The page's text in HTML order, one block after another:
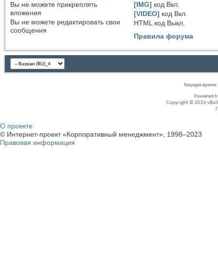
Вы не можете прикреплять
вложения
Вы не можете редактировать свои
сообщения
[IMG] код Вкл.
[VIDEO] код Вкл.
HTML код Выкл.
Правила форума
Текущее время:
Powered
Copyright © 2026
О проекте
© Интернет-проект «Корпоративный менеджмент», 1998–2023
Правовая информация